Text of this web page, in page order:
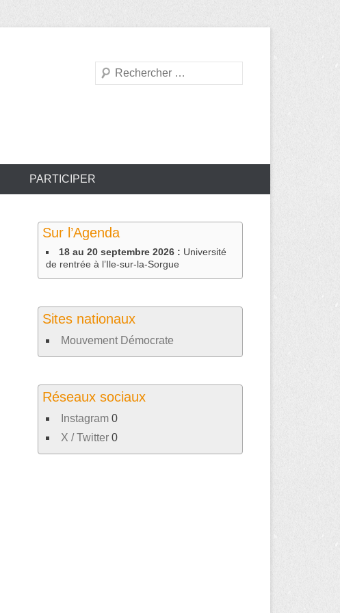
Recherche
PARTICIPER
Sur l’Agenda
18 au 20 septembre 2026 : Université
de rentrée à l’Ile-sur-la-Sorgue
Sites nationaux
Mouvement Démocrate
Réseaux sociaux
Instagram 0
X / Twitter 0